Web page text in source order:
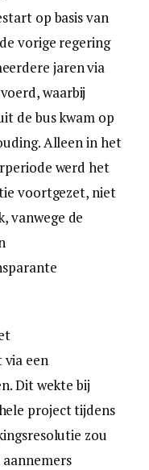
op basis van
vorige regering
jaren via
waarbij
de bus kwam op
Alleen in het
werd het
voortgezet, niet
vanwege de
een
Dit wekte bij
project tijdens
zou